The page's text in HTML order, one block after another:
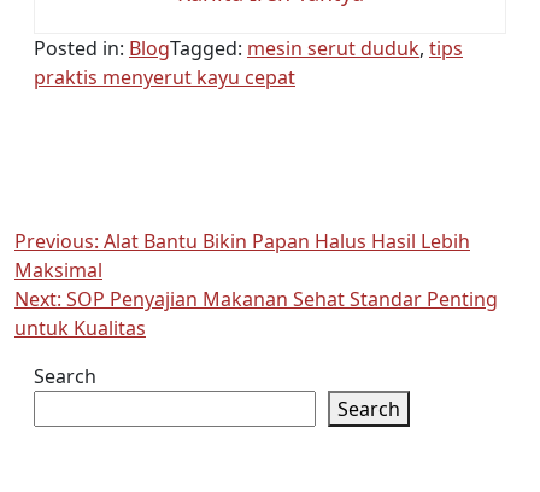
Posted in: BlogTagged: mesin serut duduk, tips
praktis menyerut kayu cepat
Post
navigation
Previous: Alat Bantu Bikin Papan Halus Hasil Lebih
Maksimal
Next: SOP Penyajian Makanan Sehat Standar Penting
untuk Kualitas
Search
Search